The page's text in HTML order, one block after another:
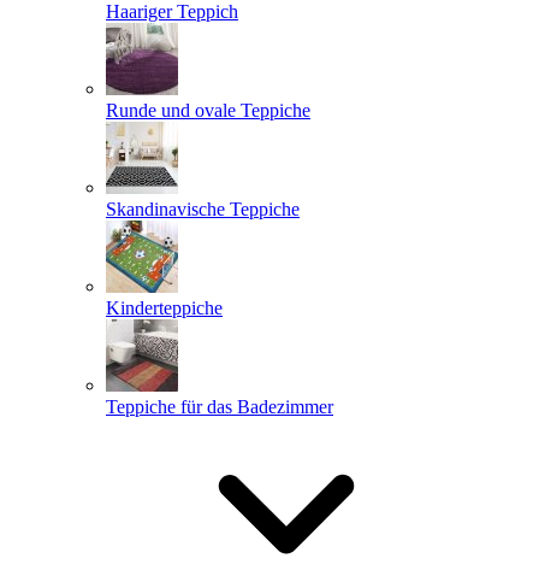
Haariger Teppich
Runde und ovale Teppiche
Skandinavische Teppiche
Kinderteppiche
Teppiche für das Badezimmer